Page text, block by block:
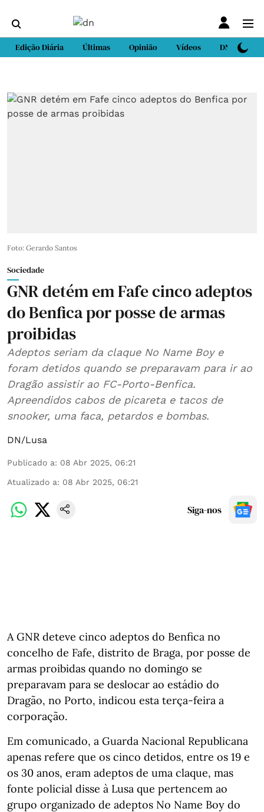
Edição Diária Últimas Opinião Vídeos DN Sport
Foto: Gerardo Santos
Sociedade
GNR detém em Fafe cinco adeptos
do Benfica por posse de armas
proibidas
Adeptos seriam da claque No Name Boy e
foram detidos quando se preparavam para ir ao
Dragão assistir ao FC-Porto-Benfica.
Apreendidos cabos de picareta e tacos de
snooker, uma faca, petardos e bombas.
DN/Lusa
Publicado a: 08 Abr 2025, 06:21
Atualizado a: 08 Abr 2025, 06:21
Siga-nos
A GNR deteve cinco adeptos do Benfica no
concelho de Fafe, distrito de Braga, por posse de
armas proibidas quando no domingo se
preparavam para se deslocar ao estádio do
Dragão, no Porto, indicou esta terça-feira a
corporação.
Em comunicado, a Guarda Nacional Republicana
apenas refere que os cinco detidos, entre os 19 e
os 30 anos, eram adeptos de uma claque, mas
fonte policial disse à Lusa que pertencem ao
grupo organizado de adeptos No Name Boy do